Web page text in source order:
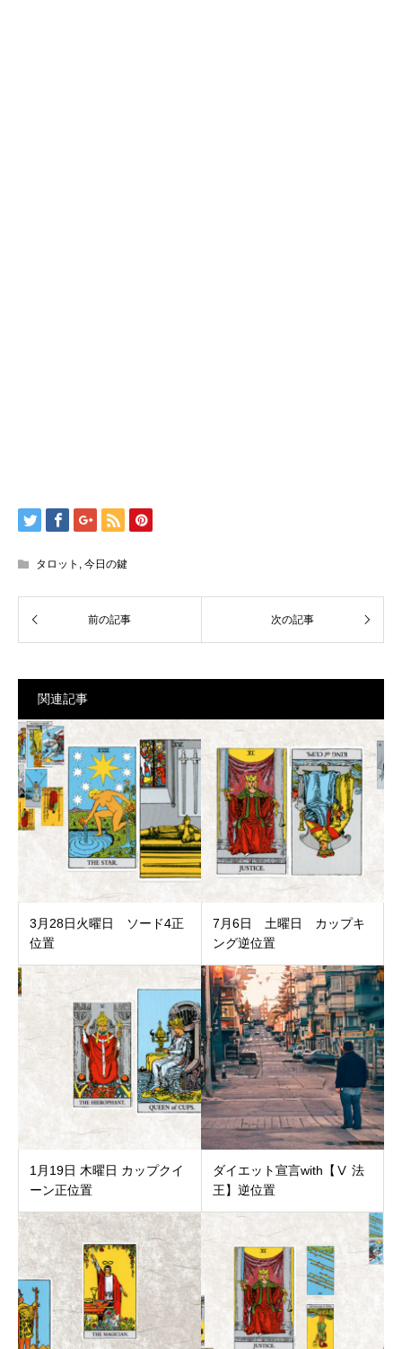
タロット 今日の鍵
関連記事
3月28日火曜日 ソード4正
位置
7月6日 土曜日 カップキ
ング逆位置
1月19日 木曜日 カップクイ
ーン正位置
ダイエット宣言with【Ⅴ 法
王】逆位置